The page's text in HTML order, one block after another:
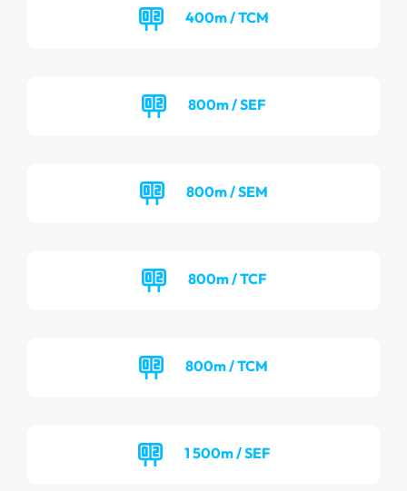
400m / TCM
800m / SEF
800m / SEM
800m / TCF
800m / TCM
1 500m / SEF